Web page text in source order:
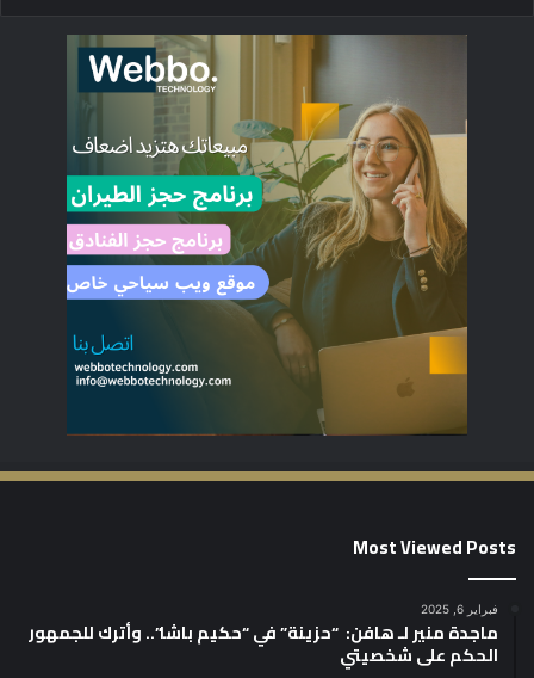
Most Viewed Posts
فبراير 6, 2025
ماجدة منير لـ هافن: “حزينة” في “حكيم باشا”.. وأترك للجمهور
الحكم على شخصيتي